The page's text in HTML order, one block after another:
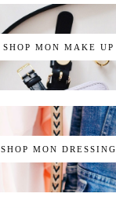
SHOP MON MAKE UP
SHOP MON DRESSING